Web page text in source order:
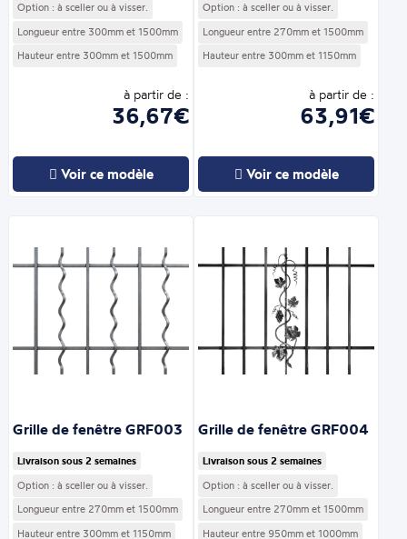
Option : à sceller ou à visser.
Longueur entre 300mm et 1500mm
Hauteur entre 300mm et 1500mm
à partir de :
36,67€
Voir ce modèle
Option : à sceller ou à visser.
Longueur entre 270mm et 1500mm
Hauteur entre 300mm et 1150mm
à partir de :
63,91€
Voir ce modèle
Grille de fenêtre GRF003
Livraison sous 2 semaines
Option : à sceller ou à visser.
Longueur entre 270mm et 1500mm
Hauteur entre 300mm et 1150mm
Grille de fenêtre GRF004
Livraison sous 2 semaines
Option : à sceller ou à visser.
Longueur entre 270mm et 1500mm
Hauteur entre 950mm et 1000mm